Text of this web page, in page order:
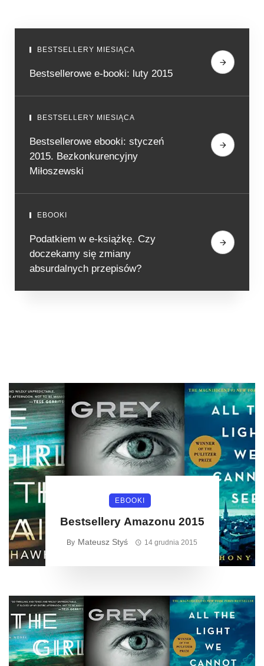
BESTSELLERY MIESIĄCA
Bestsellerowe e-booki: luty 2015
BESTSELLERY MIESIĄCA
Bestsellerowe ebooki: styczeń
2015. Bezkonkurencyjny
Miłoszewski
EBOOKI
Podatkiem w e-książkę. Czy
doczekamy się zmiany
absurdalnych przepisów?
EBOOKI
Bestsellery Amazonu 2015
By Mateusz Styś 14 grudnia 2015